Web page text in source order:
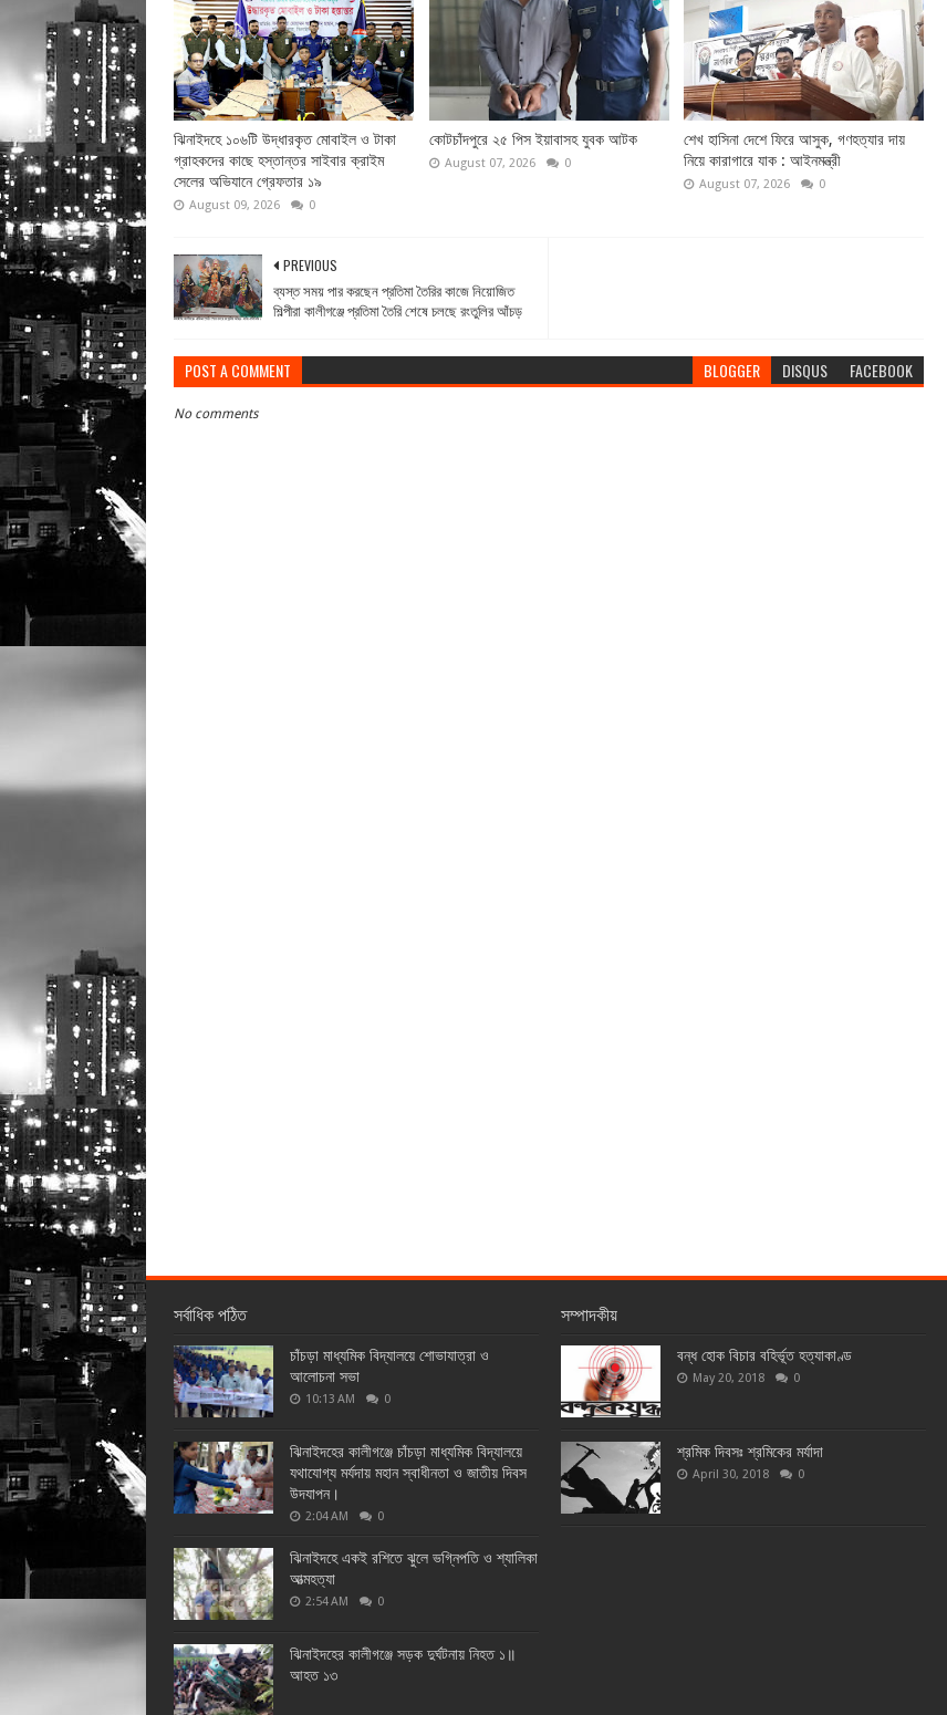
ঝিনাইদহে ১০৬টি উদ্ধারকৃত মোবাইল ও টাকা
গ্রাহকদের কাছে হস্তান্তর সাইবার ক্রাইম
সেলের অভিযানে গ্রেফতার ১৯
August 09, 2026 0
কোটচাঁদপুরে ২৫ পিস ইয়াবাসহ যুবক আটক
August 07, 2026 0
শেখ হাসিনা দেশে ফিরে আসুক, গণহত্যার দায়
নিয়ে কারাগারে যাক : আইনমন্ত্রী
August 07, 2026 0
PREVIOUS
ব্যস্ত সময় পার করছেন প্রতিমা তৈরির কাজে নিয়োজিত
শিল্পীরা কালীগঞ্জে প্রতিমা তৈরি শেষে চলছে রংতুলির আঁচড়
POST A COMMENT BLOGGER DISQUS FACEBOOK
No comments
সর্বাধিক পঠিত
চাঁচড়া মাধ্যমিক বিদ্যালয়ে শোভাযাত্রা ও
আলোচনা সভা
10:13 AM 0
ঝিনাইদহের কালীগঞ্জে চাঁচড়া মাধ্যমিক বিদ্যালয়ে
যথাযোগ্য মর্যদায় মহান স্বাধীনতা ও জাতীয় দিবস
উদযাপন।
2:04 AM 0
ঝিনাইদহে একই রশিতে ঝুলে ভগ্নিপতি ও শ্যালিকা
আত্মহত্যা
2:54 AM 0
ঝিনাইদহের কালীগঞ্জে সড়ক দুর্ঘটনায় নিহত ১॥
আহত ১৩
সম্পাদকীয়
বন্ধ হোক বিচার বহির্ভূত হত্যাকাণ্ড
May 20, 2018 0
শ্রমিক দিবসঃ শ্রমিকের মর্যাদা
April 30, 2018 0